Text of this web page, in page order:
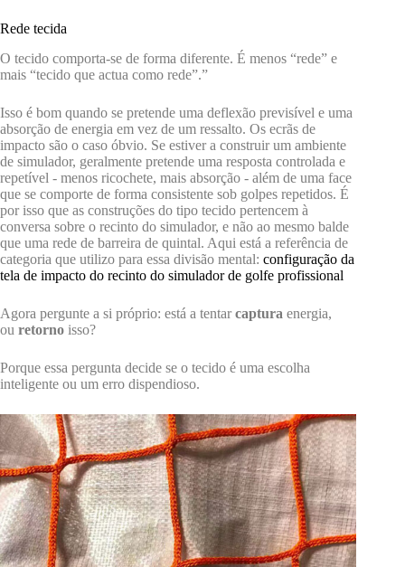
Rede tecida
O tecido comporta-se de forma diferente. É menos “rede” e
mais “tecido que actua como rede”.”
Isso é bom quando se pretende uma deflexão previsível e uma
absorção de energia em vez de um ressalto. Os ecrãs de
impacto são o caso óbvio. Se estiver a construir um ambiente
de simulador, geralmente pretende uma resposta controlada e
repetível - menos ricochete, mais absorção - além de uma face
que se comporte de forma consistente sob golpes repetidos. É
por isso que as construções do tipo tecido pertencem à
conversa sobre o recinto do simulador, e não ao mesmo balde
que uma rede de barreira de quintal. Aqui está a referência de
categoria que utilizo para essa divisão mental: configuração da
tela de impacto do recinto do simulador de golfe profissional
Agora pergunte a si próprio: está a tentarcaptura energia,
ou retorno isso?
Porque essa pergunta decide se o tecido é uma escolha
inteligente ou um erro dispendioso.